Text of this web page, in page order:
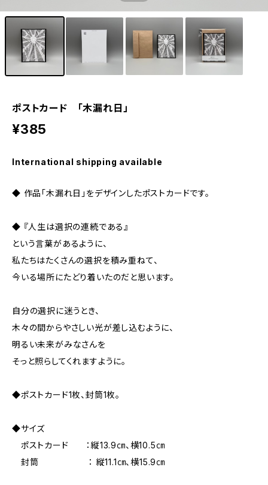
ポストカード 「木漏れ日」
¥385
International shipping available
◆ 作品「木漏れ日」をデザインしたポストカードです。
◆ 『人生は選択の連続である』
という言葉があるように、
私たちはたくさんの選択を積み重ねて、
今いる場所にたどり着いたのだと思います。
自分の選択に迷うとき、
木々の間からやさしい光が差し込むように、
明るい未来がみなさんを
そっと照らしてくれますように。
◆ポストカード1枚、封筒1枚。
◆サイズ
ポストカード ：縦13.9㎝、横10.5㎝
封筒 ： 縦11.1㎝、横15.9㎝